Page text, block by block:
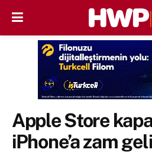
Apple Store
iPhone’a zam